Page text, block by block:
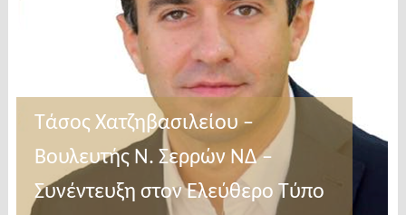
Τάσος Χατζηβασιλείου –
Βουλευτής Ν. Σερρών ΝΔ –
Συνέντευξη στον Ελεύθερο Τύπο